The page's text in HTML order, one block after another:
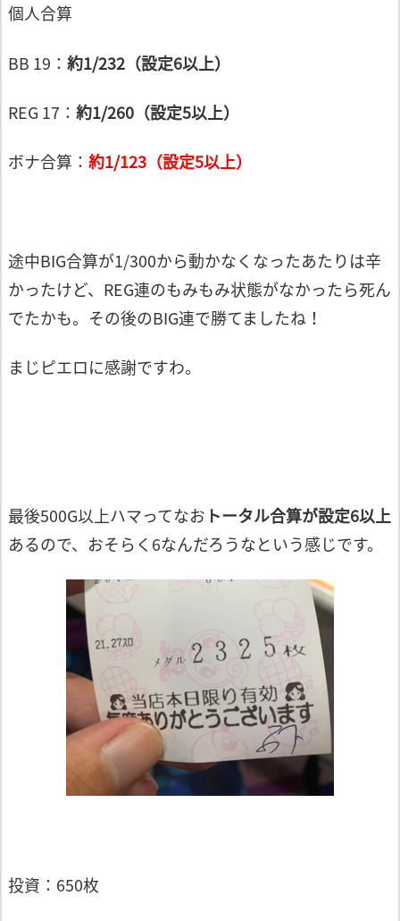
個人合算
BB 19： 約1/232（設定6以上）
REG 17： 約1/260（設定5以上）
ボナ合算： 約1/123（設定5以上）
途中BIG合算が1/300から動かなくなったあたりは辛
かったけど、REG連のもみもみ状態がなかったら死ん
でたかも。その後のBIG連で勝てましたね！
まじピエロに感謝ですわ。
最後500G以上ハマってなお トータル合算が設定6以上
あるので、おそらく6なんだろうなという感じです。
投資：650枚